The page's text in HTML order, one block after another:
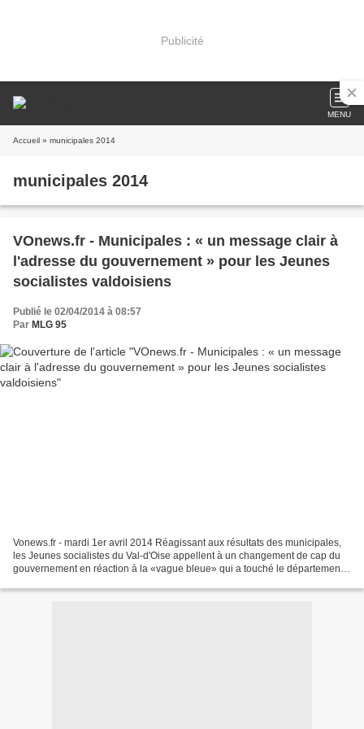
Publicité
MENU
Accueil » municipales 2014
municipales 2014
VOnews.fr - Municipales : « un message clair à
l'adresse du gouvernement » pour les Jeunes
socialistes valdoisiens
Publié le 02/04/2014 à 08:57
Par MLG 95
Vonews.fr - mardi 1er avril 2014 Réagissant aux résultats des municipales,
les Jeunes socialistes du Val-d'Oise appellent à un changement de cap du
gouvernement en réaction à la «vague bleue» qui a touché le département.